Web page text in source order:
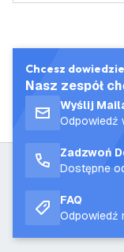
Chcesz
Nasz zespół
Wyślij
Odpowiedź
Zadzwoń
Dostępne
FAQ
Odpowiedź